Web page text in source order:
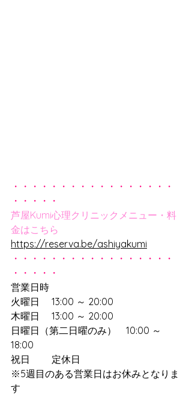
・・・・・・・・・・・・・・・・・
・・・・・
芦屋Kumi心理クリニックメニュー・料
金はこちら
https://reserva.be/ashiyakumi
・・・・・・・・・・・・・・・・・
・・・・・
営業日時
火曜日　 13:00 ～ 20:00
木曜日　 13:00 ～ 20:00
日曜日（第二日曜のみ）　10:00 ～
18:00
祝日　　 定休日
※5週目のある営業日はお休みとなりま
す